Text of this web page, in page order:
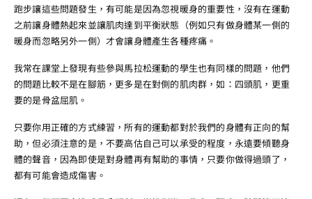
跑步讓這些問題發生，有可能是因為忽視暖身的重要性，沒有在運動
之前讓身體熱起來並讓肌肉達到平衡狀態（例如只有做身體某一側的
暖身而忽略另外一側）才會讓身體產生各種疼痛。
我常在課堂上發現有些參與馬拉松運動的學生也有同樣的問題，他們
的問題比較不是在腳筋，更多是在對側的肌肉群，如：四頭肌，更重
要的是骨盆屈肌。
只要你用正確的方式練習，所有的運動都對於我們的身體有正向的幫
助，但必須注意的是，不要高估自己可以承受的程度，永遠要傾聽身
體的聲音，因為即使是對身體再有幫助的事情，只要你做得過頭了，
都有可能會造成傷害。